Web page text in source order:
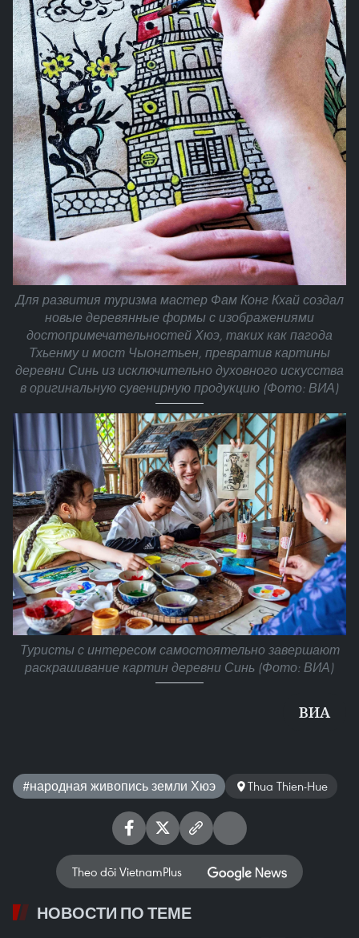
Для развития туризма мастер Фам Конг Кхай создал
новые деревянные формы с изображениями
достопримечательностей Хюэ, таких как пагода
Тхьенму и мост Чыонгтьен, превратив картины
деревни Синь из исключительно духовного искусства
в оригинальную сувенирную продукцию (Фото: ВИА)
Туристы с интересом самостоятельно завершают
раскрашивание картин деревни Синь (Фото: ВИА)
ВИА
#народная живопись земли Хюэ Thua Thien-Hue
Theo dõi VietnamPlus
НОВОСТИ ПО ТЕМЕ